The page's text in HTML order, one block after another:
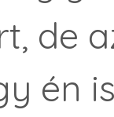
de
én